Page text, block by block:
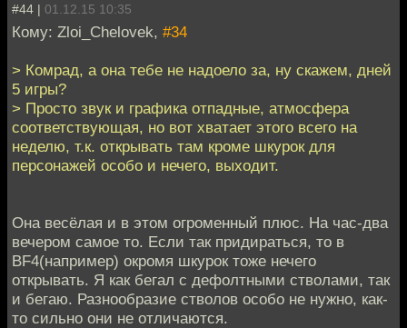
#44 | 01.12.15 10:35
Кому: Zloi_Chelovek, #34
> Комрад, а она тебе не надоело за, ну скажем, дней
5 игры?
> Просто звук и графика отпадные, атмосфера
соответствующая, но вот хватает этого всего на
неделю, т.к. открывать там кроме шкурок для
персонажей особо и нечего, выходит.
Она весёлая и в этом огроменный плюс. На час-два
вечером самое то. Если так придираться, то в
BF4(например) окромя шкурок тоже нечего
открывать. Я как бегал с дефолтными стволами, так
и бегаю. Разнообразие стволов особо не нужно, как-
то сильно они не отличаются.